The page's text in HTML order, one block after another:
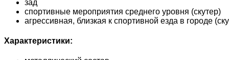
зад
спортивные мероприятия среднего уровня (скутер)
агрессивная, близкая к спортивной езда в городе
Характеристики: